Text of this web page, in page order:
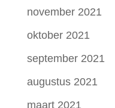
november 2021
oktober 2021
september 2021
augustus 2021
maart 2021